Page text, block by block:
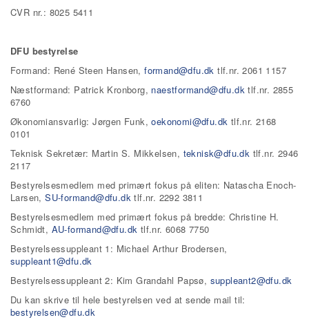
CVR nr.: 8025 5411
DFU bestyrelse
Formand: René Steen Hansen,formand@dfu.dk tlf.nr. 2061 1157
Næstformand: Patrick Kronborg, naestformand@dfu.dk tlf.nr. 2855
6760
Økonomiansvarlig: Jørgen Funk,oekonomi@dfu.dk tlf.nr. 2168
0101
Teknisk Sekretær: Martin S. Mikkelsen, teknisk@dfu.dk tlf.nr. 2946
2117
Bestyrelsesmedlem med primært fokus på eliten: Natascha Enoch-
Larsen,SU-formand@dfu.dk tlf.nr. 2292 3811
Bestyrelsesmedlem med primært fokus på bredde: Christine H.
Schmidt, AU-formand@dfu.dk tlf.nr. 6068 7750
Bestyrelsessuppleant 1: Michael Arthur Brodersen,
suppleant1@dfu.dk
Bestyrelsessuppleant 2: Kim Grandahl Papsø, suppleant2@dfu.dk
Du kan skrive til hele bestyrelsen ved at sende mail til:
bestyrelsen@dfu.dk